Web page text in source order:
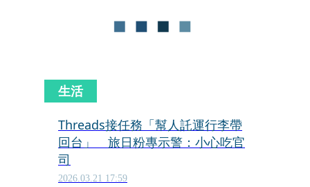
生活
Threads接任務「幫人託運行李帶
回台」 旅日粉專示警：小心吃官
司
2026.03.21 17:59